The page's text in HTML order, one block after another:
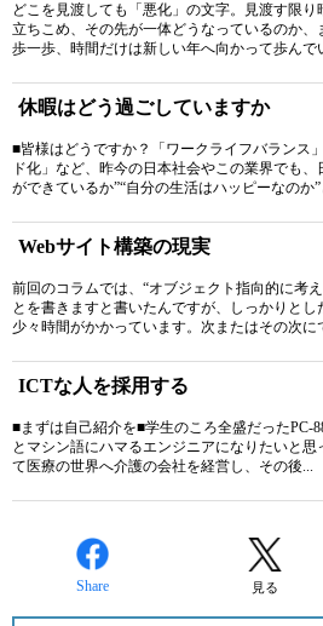
どこを見渡しても「悪化」の文字。見渡す限
立ちこめ、その先が一体どうなっているのか
歩一歩、時間だけは新しい年へ向かって歩んで
休暇はどう過ごしていますか
■皆様はどうですか？「ワークライフバランス
ド化」など、昨今の日本社会やこの業界でも
ができているか”“自分の生活はハッピーなのか
Webサイト構築の現実
前回のコラムでは、“オブジェクト指向的に考
とを書きますと書いたんですが、しっかりとし
少々時間がかかっています。次またはその次に
ICTな人を採用する
■まずは自己紹介を■学生のころ全盛だったPC-
とマシン語にハマるエンジニアになりたいと
て医療の世界へ介護の会社を経営し、その後...
Share 見る